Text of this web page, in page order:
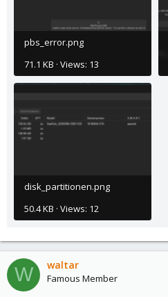
pbs_error.png
71.1 KB · Views: 13
disk_partitionen.png
50.4 KB · Views: 12
W waltar
Famous Member